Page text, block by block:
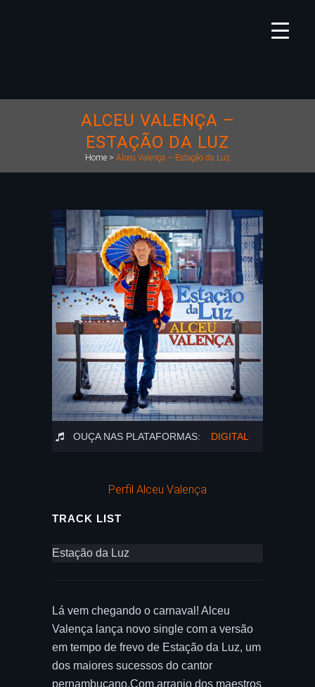
ALCEU VALENÇA –
ESTAÇÃO DA LUZ
Home > Alceu Valença – Estação da Luz
OUÇA NAS PLATAFORMAS: DIGITAL
Perfil Alceu Valença
TRACK LIST
Estação da Luz
Lá vem chegando o carnaval! Alceu
Valença lança novo single com a versão
em tempo de frevo de Estação da Luz, um
dos maiores sucessos do cantor
pernambucano.Com arranjo dos maestros